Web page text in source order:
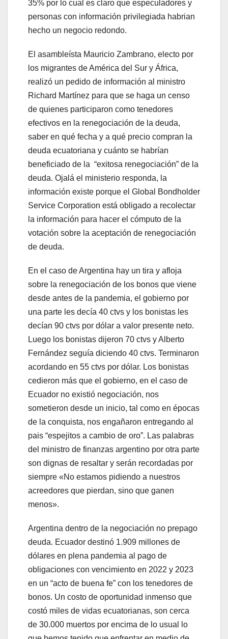
35% por lo cual es claro que especuladores y
personas con información privilegiada habrian
hecho un negocio redondo.
El asambleísta Mauricio Zambrano, electo por
los migrantes de América del Sur y África,
realizó un pedido de información al ministro
Richard Martínez para que se haga un censo
de quienes participaron como tenedores
efectivos en la renegociación de la deuda,
saber en qué fecha y a qué precio compran la
deuda ecuatoriana y cuánto se habrían
beneficiado de la “exitosa renegociación” de la
deuda. Ojalá el ministerio responda, la
información existe porque el Global Bondholder
Service Corporation está obligado a recolectar
la información para hacer el cómputo de la
votación sobre la aceptación de renegociación
de deuda.
En el caso de Argentina hay un tira y afloja
sobre la renegociación de los bonos que viene
desde antes de la pandemia, el gobierno por
una parte les decía 40 ctvs y los bonistas les
decían 90 ctvs por dólar a valor presente neto.
Luego los bonistas dijeron 70 ctvs y Alberto
Fernández seguía diciendo 40 ctvs. Terminaron
acordando en 55 ctvs por dólar. Los bonistas
cedieron más que el gobierno, en el caso de
Ecuador no existió negociación, nos
sometieron desde un inicio, tal como en épocas
de la conquista, nos engañaron entregando al
pais “espejitos a cambio de oro”. Las palabras
del ministro de finanzas argentino por otra parte
son dignas de resaltar y serán recordadas por
siempre «No estamos pidiendo a nuestros
acreedores que pierdan, sino que ganen
menos».
Argentina dentro de la negociación no prepago
deuda. Ecuador destinó 1.909 millones de
dólares en plena pandemia al pago de
obligaciones con vencimiento en 2022 y 2023
en un “acto de buena fe” con los tenedores de
bonos. Un costo de oportunidad inmenso que
costó miles de vidas ecuatorianas, son cerca
de 30.000 muertos por encima de lo usual lo